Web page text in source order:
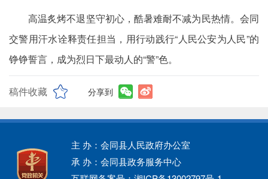
高温炙烤不退坚守初心，酷暑难耐不减为民热情。会同
交警用汗水诠释责任担当，用行动践行“人民公安为人民”的
铮铮誓言，成为烈日下最动人的“警”色。
稿件收藏 分享到
主 办：会同县人民政府办公室
承 办：会同县政务服务中心